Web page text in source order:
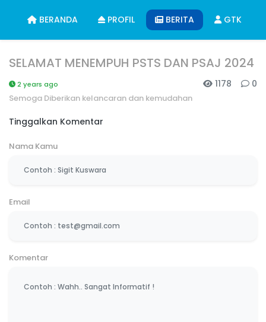
BERANDA PROFIL BERITA GTK
SELAMAT MENEMPUH PSTS DAN PSAJ 2024
2 years ago 0
1178
Semoga Diberikan kelancaran dan kemudahan
Tinggalkan Komentar
Nama Kamu
Email
Komentar